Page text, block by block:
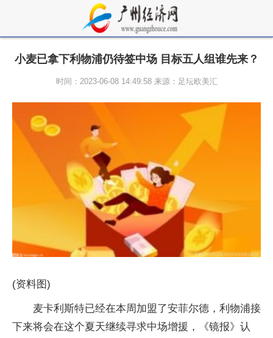
小麦已拿下利物浦仍待签中场 目标五人组谁先来？
时间：2023-06-08 14:49:58 来源：足坛欧美汇
(资料图)
麦卡利斯特已经在本周加盟了安菲尔德，利物浦接
下来将会在这个夏天继续寻求中场增援，《镜报》认